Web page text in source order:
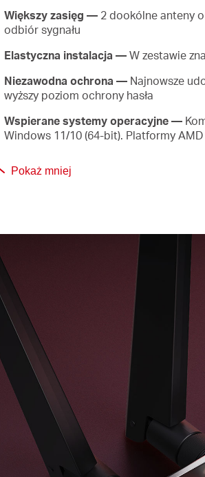
Większy zasięg —2 dookólne anteny o
odbiór sygnału
Elastyczna instalacja —W zestawie
Niezawodna ochrona —Najnowsze
wyższy poziom ochrony hasła
Wspierane systemy operacyjne —
Windows 11/10 (64-bit). Platformy
Pokaż mniej